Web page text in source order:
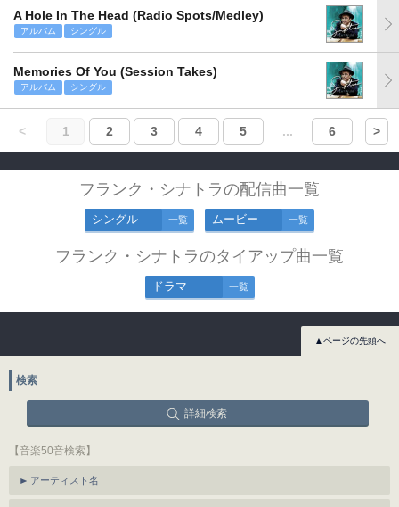
A Hole In The Head (Radio Spots/Medley)
アルバム シングル
Memories Of You (Session Takes)
アルバム シングル
< 1 2 3 4 5 ... 6 >
フランク・シナトラの配信曲一覧
シングル 一覧 ムービー 一覧
フランク・シナトラのタイアップ曲一覧
ドラマ 一覧
▲ページの先頭へ
検索
詳細検索
【音楽50音検索】
アーティスト名